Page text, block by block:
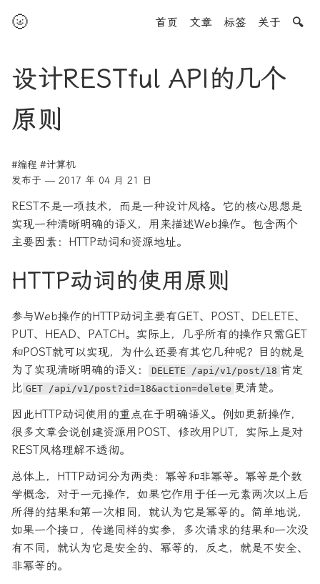
🌝 首页 文章 标签 关于 🔍
设计RESTful API的几个
原则
#编程 #计算机
发布于 — 2017 年 04 月 21 日
REST不是一项技术，而是一种设计风格。它的核心思想是
实现一种清晰明确的语义，用来描述Web操作。包含两个
主要因素：HTTP动词和资源地址。
HTTP动词的使用原则
参与Web操作的HTTP动词主要有GET、POST、DELETE、
PUT、HEAD、PATCH。实际上，几乎所有的操作只需GET
和POST就可以实现，为什么还要有其它几种呢？目的就是
为了实现清晰明确的语义：
DELETE /api/v1/post/18 肯定
比 GET /api/v1/post?id=18&action=delete 更清楚。
因此HTTP动词使用的重点在于明确语义。例如更新操作，
很多文章会说创建资源用POST、修改用PUT，实际上是对
REST风格理解不透彻。
总体上，HTTP动词分为两类：幂等和非幂等。幂等是个数
学概念，对于一元操作，如果它作用于任一元素两次以上后
所得的结果和第一次相同，就认为它是幂等的。简单地说，
如果一个接口，传递同样的实参，多次请求的结果和一次没
有不同，就认为它是安全的、幂等的，反之，就是不安全、
非幂等的。